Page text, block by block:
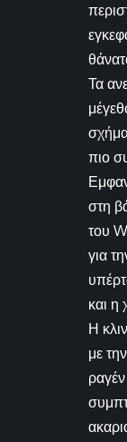
Τα
πιο
στη
του
για
και η
Η
με